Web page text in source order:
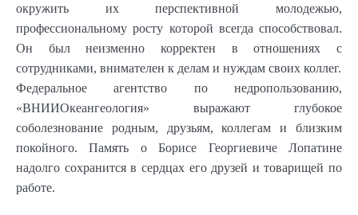
окружить их перспективной молодежью,
профессиональному росту которой всегда способствовал.
Он был неизменно корректен в отношениях с
сотрудниками, внимателен к делам и нуждам своих коллег.
Федеральное агентство по недропользованию,
«ВНИИОкеангеология» выражают глубокое
соболезнование родным, друзьям, коллегам и близким
покойного. Память о Борисе Георгиевиче Лопатине
надолго сохранится в сердцах его друзей и товарищей по
работе.